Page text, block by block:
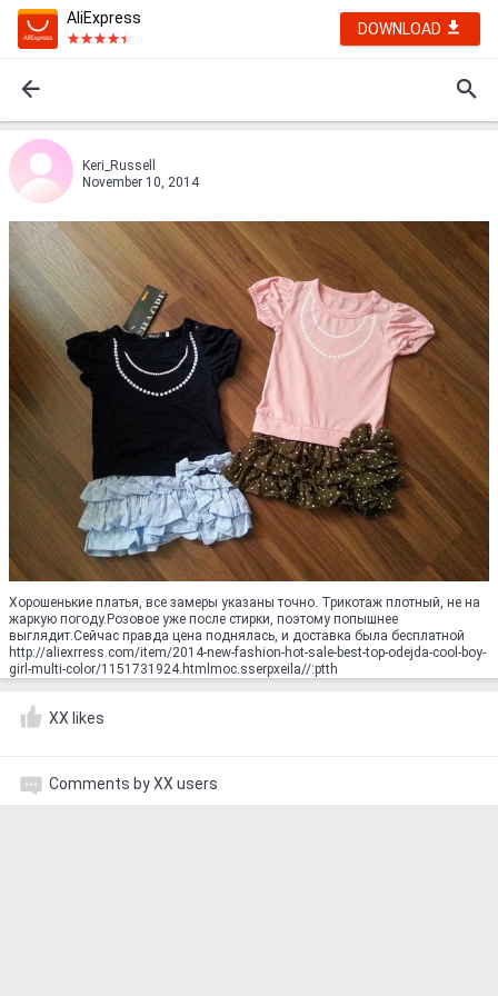
AliExpress
DOWNLOAD
Keri_Russell
November 10, 2014
Хорошенькие платья, все замеры указаны точно. Трикотаж плотный, не на
жаркую погоду.Розовое уже после стирки, поэтому попышнее
выглядит.Сейчас правда цена поднялась, и доставка была бесплатной
http://aliexrress.com/item/2014-new-fashion-hot-sale-best-top-odejda-cool-boy-
girl-multi-color/1151731924.html‮http://aliexpress.com
XX likes
Comments by XX users